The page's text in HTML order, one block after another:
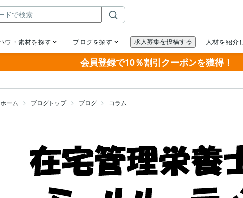
会員登録で10％割引クーポンを獲得！
ホーム ブログトップ ブログ コラム